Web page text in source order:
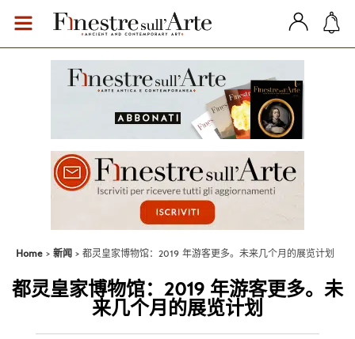
Home 新闻 都灵皇家博物馆：2019 年游客更多。未来几个月的展览计划
都灵皇家博物馆：2019 年游客更多。未
来几个月的展览计划